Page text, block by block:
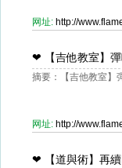
网址: http://
❤ 【吉他教室】
摘要：【吉他教室】
网址: http://
❤ 【道與術】再